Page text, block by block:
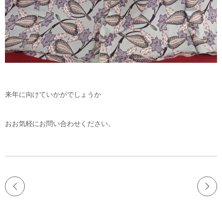
来年に向けていかがでしょうか
おお気軽にお問い合わせください。